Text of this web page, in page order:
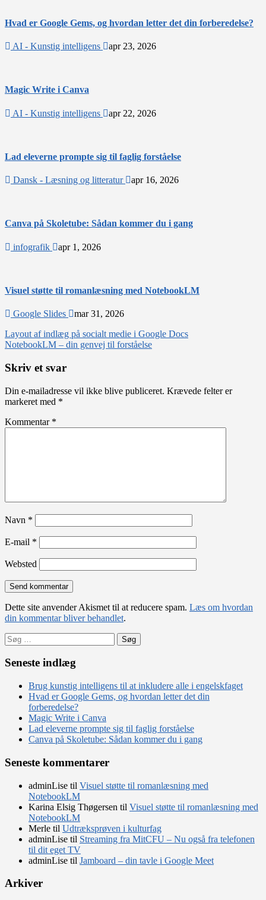
Hvad er Google Gems, og hvordan letter det din forberedelse?
AI - Kunstig intelligens apr 23, 2026
Magic Write i Canva
AI - Kunstig intelligens apr 22, 2026
Lad eleverne prompte sig til faglig forståelse
Dansk - Læsning og litteratur apr 16, 2026
Canva på Skoletube: Sådan kommer du i gang
infografik apr 1, 2026
Visuel støtte til romanlæsning med NotebookLM
Google Slides mar 31, 2026
Indlægsnavigation
Layout af indlæg på socialt medie i Google Docs
NotebookLM – din genvej til forståelse
Skriv et svar
Din e-mailadresse vil ikke blive publiceret. Krævede felter er
markeret med *
Kommentar *
Navn *
E-mail *
Websted
Dette site anvender Akismet til at reducere spam. Læs om hvordan
din kommentar bliver behandlet.
Søg
efter:
Seneste indlæg
Brug kunstig intelligens til at inkludere alle i engelskfaget
Hvad er Google Gems, og hvordan letter det din
forberedelse?
Magic Write i Canva
Lad eleverne prompte sig til faglig forståelse
Canva på Skoletube: Sådan kommer du i gang
Seneste kommentarer
adminLise til Visuel støtte til romanlæsning med
NotebookLM
Karina Elsig Thøgersen til Visuel støtte til romanlæsning med
NotebookLM
Merle til Udtræksprøven i kulturfag
adminLise til Streaming fra MitCFU – Nu også fra telefonen
til dit eget TV
adminLise til Jamboard – din tavle i Google Meet
Arkiver